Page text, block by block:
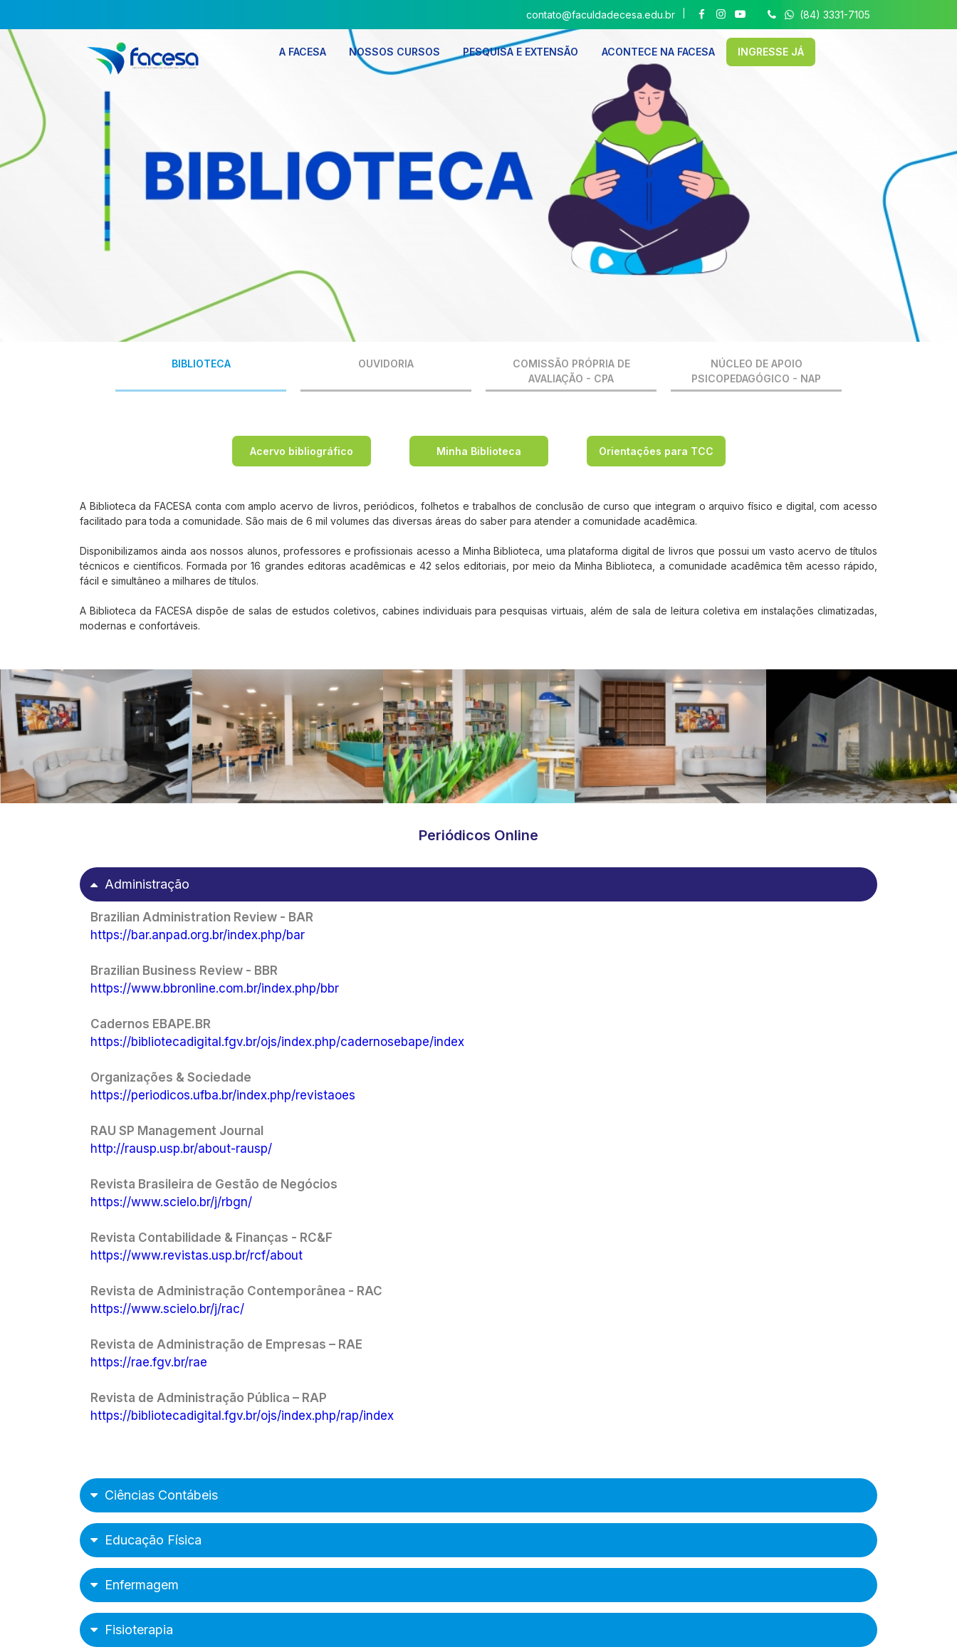
contato@faculdadecesa.edu.br (84) 3331-7105
A FACESA NOSSOS CURSOS PESQUISA E EXTENSÃO ACONTECE NA FACESA INGRESSE JÁ
BIBLIOTECA OUVIDORIA
COMISSÃO PRÓPRIA DE
AVALIAÇÃO - CPA
NÚCLEO DE APOIO
PSICOPEDAGÓGICO - NAP
Acervo bibliográfico Minha Biblioteca Orientações para TCC
A Biblioteca da FACESA conta com amplo acervo de livros, periódicos, folhetos e trabalhos de conclusão de curso que integram o arquivo físico e digital, com acesso
facilitado para toda a comunidade. São mais de 6 mil volumes das diversas áreas do saber para atender a comunidade acadêmica.
Disponibilizamos ainda aos nossos alunos, professores e profissionais acesso a Minha Biblioteca, uma plataforma digital de livros que possui um vasto acervo de títulos
técnicos e científicos. Formada por 16 grandes editoras acadêmicas e 42 selos editoriais, por meio da Minha Biblioteca, a comunidade acadêmica têm acesso rápido,
fácil e simultâneo a milhares de títulos.
A Biblioteca da FACESA dispõe de salas de estudos coletivos, cabines individuais para pesquisas virtuais, além de sala de leitura coletiva em instalações climatizadas,
modernas e confortáveis.
Periódicos Online
Administração
Brazilian Administration Review - BAR
https://bar.anpad.org.br/index.php/bar
Brazilian Business Review - BBR
https://www.bbronline.com.br/index.php/bbr
Cadernos EBAPE.BR
https://bibliotecadigital.fgv.br/ojs/index.php/cadernosebape/index
Organizações & Sociedade
https://periodicos.ufba.br/index.php/revistaoes
RAU SP Management Journal
http://rausp.usp.br/about-rausp/
Revista Brasileira de Gestão de Negócios
https://www.scielo.br/j/rbgn/
Revista Contabilidade & Finanças - RC&F
https://www.revistas.usp.br/rcf/about
Revista de Administração Contemporânea - RAC
https://www.scielo.br/j/rac/
Revista de Administração de Empresas – RAE
https://rae.fgv.br/rae
Revista de Administração Pública – RAP
https://bibliotecadigital.fgv.br/ojs/index.php/rap/index
Ciências Contábeis
Educação Física
Enfermagem
Fisioterapia